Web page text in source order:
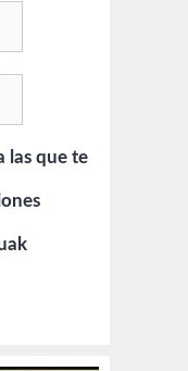
las que te